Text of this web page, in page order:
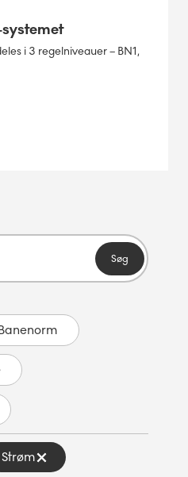
i 3 regelniveauer – BN1,
Søg
Strøm